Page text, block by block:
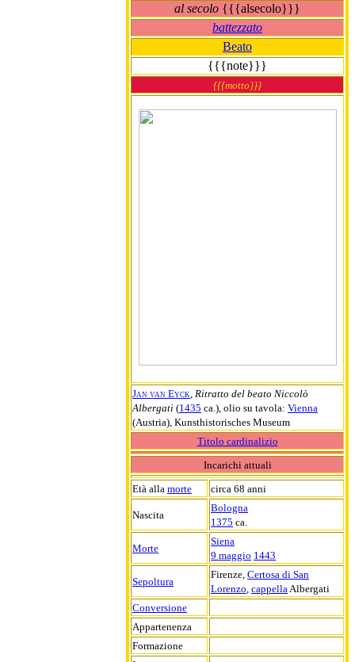
al secolo {{{alsecolo}}}
battezzato
Beato
{{{note}}}
{{{motto}}}
Jan van Eyck Ritratto del beato Niccolò
Albergati (1435 ca.), olio su tavola: Vienna
(Austria), Kunsthistorisches Museum
Titolo cardinalizio
Incarichi attuali
Età alla morte circa 68 anni
Nascita
Bologna
1375 ca.
Morte
Siena
9 maggio 1443
Sepoltura
Firenze, Certosa di San
Lorenzo cappella Albergati
Conversione
Appartenenza
Formazione